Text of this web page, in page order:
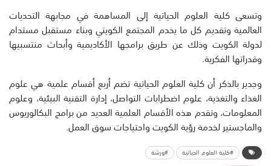
وتسعى كلية العلوم الحياتية إلى المساهمة في مجابهة التحديات
العالمية وتقديم كل ما يخدم المجتمع الكويتي وبناء مستقبل مستدام
لدولة الكويت وذلك عن طريق برامجها الأكاديمية وأبحاث منتسبيها
وقدراتها الفكرية.
وجدير بالذكر أن كلية العلوم الحياتية تضم أربع أقسام علمية هي علوم
الغذاء والتغذية، علوم اضطرابات التواصل، إدارة التقنية البيئية، وعلوم
المعلومات، وتقدم هذه الأقسام العلمية العديد من برامج البكالوريوس
والماجستير لخدمة رؤية الكويت واحتياجات سوق العمل.
#كلية العلوم الحياتية #ورشة